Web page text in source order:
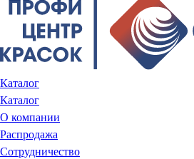
Каталог
Каталог
О компании
Распродажа
Сотрудничество